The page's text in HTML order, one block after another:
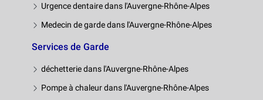
Urgence dentaire dans l'Auvergne-Rhône-Alpes
Medecin de garde dans l'Auvergne-Rhône-Alpes
Services de Garde
déchetterie dans l'Auvergne-Rhône-Alpes
Pompe à chaleur dans l'Auvergne-Rhône-Alpes